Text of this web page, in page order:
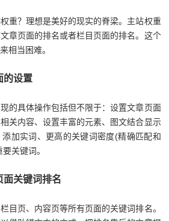
？理想是美好的现实的脊梁。主站权重
章页面的排名或者栏目页面的排名。这个
相当困难。
的设置
具体操作包括但不限于：设置文章页面
关内容、设置丰富的元素、图文结合显示
加实词、更高的关键词密度(精确匹配和
关键词。
面关键词排名
页、内容页等所有页面的关键词排名。